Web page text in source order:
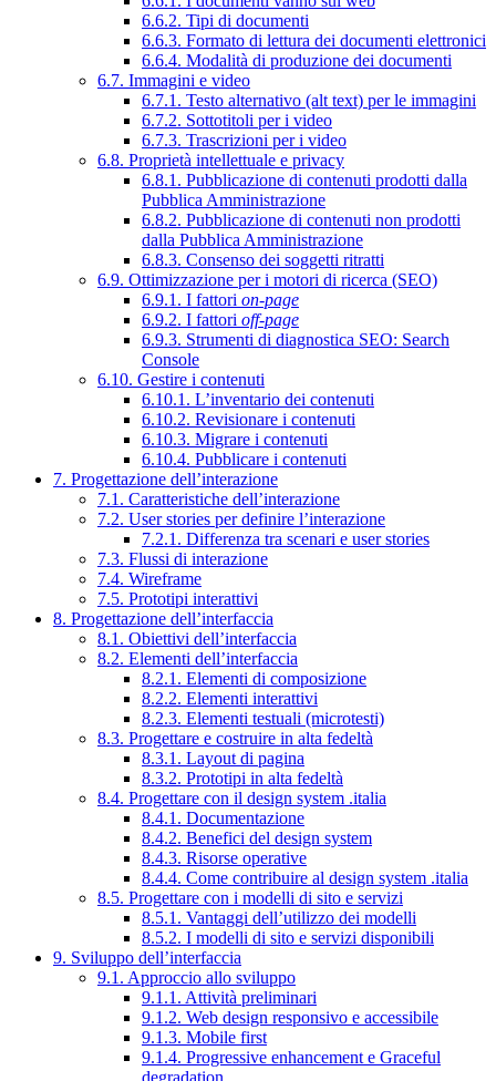
6.6.2. Tipi di documenti
6.6.3. Formato di lettura dei documenti elettronici
6.6.4. Modalità di produzione dei documenti
6.7. Immagini e video
6.7.1. Testo alternativo (alt text) per le immagini
6.7.2. Sottotitoli per i video
6.7.3. Trascrizioni per i video
6.8. Proprietà intellettuale e privacy
6.8.1. Pubblicazione di contenuti prodotti dalla
Pubblica Amministrazione
6.8.2. Pubblicazione di contenuti non prodotti
dalla Pubblica Amministrazione
6.8.3. Consenso dei soggetti ritratti
6.9. Ottimizzazione per i motori di ricerca (SEO)
6.9.1. I fattori on-page
6.9.2. I fattori off-page
6.9.3. Strumenti di diagnostica SEO: Search
Console
6.10. Gestire i contenuti
6.10.1. L’inventario dei contenuti
6.10.2. Revisionare i contenuti
6.10.3. Migrare i contenuti
6.10.4. Pubblicare i contenuti
7. Progettazione dell’interazione
7.1. Caratteristiche dell’interazione
7.2. User stories per definire l’interazione
7.2.1. Differenza tra scenari e user stories
7.3. Flussi di interazione
7.4. Wireframe
7.5. Prototipi interattivi
8. Progettazione dell’interfaccia
8.1. Obiettivi dell’interfaccia
8.2. Elementi dell’interfaccia
8.2.1. Elementi di composizione
8.2.2. Elementi interattivi
8.2.3. Elementi testuali (microtesti)
8.3. Progettare e costruire in alta fedeltà
8.3.1. Layout di pagina
8.3.2. Prototipi in alta fedeltà
8.4. Progettare con il design system .italia
8.4.1. Documentazione
8.4.2. Benefici del design system
8.4.3. Risorse operative
8.4.4. Come contribuire al design system .italia
8.5. Progettare con i modelli di sito e servizi
8.5.1. Vantaggi dell’utilizzo dei modelli
8.5.2. I modelli di sito e servizi disponibili
9. Sviluppo dell’interfaccia
9.1. Approccio allo sviluppo
9.1.1. Attività preliminari
9.1.2. Web design responsivo e accessibile
9.1.3. Mobile first
9.1.4. Progressive enhancement e Graceful
degradation